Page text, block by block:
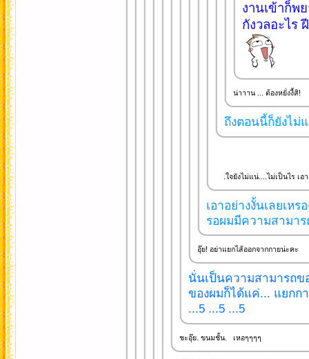
งานเข้าก็พ
กังวลอะไร
น่าาาน ... ต้องหยั่งงี้สิ!
ถึงตอนนี้ก็ยังไม่
.ใจยังไม่แน่....ไม่เป็นไร เอ
เอาอย่างงั้นเลยเหร
รอผมมีความสามาร
อุ๊ย! อย่าแยกไส้ออกจากกายน่ะคะ
นั่นเป็นความสามารถข
ของผมก็ได้แค่... แยกก
...5 ...5 ...5
ชะอุ๊ย. ขนมชั้น. เหอๆๆๆๆ